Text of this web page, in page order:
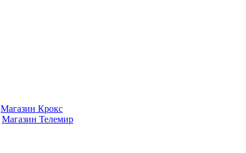
Магазин Крокс
Магазин Телемир